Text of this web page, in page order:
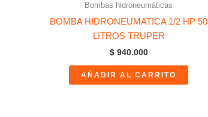
Bombas hidroneumáticas
BOMBA HIDRONEUMATICA 1/2 HP 50
LITROS TRUPER
$940.000
AÑADIR AL CARRITO